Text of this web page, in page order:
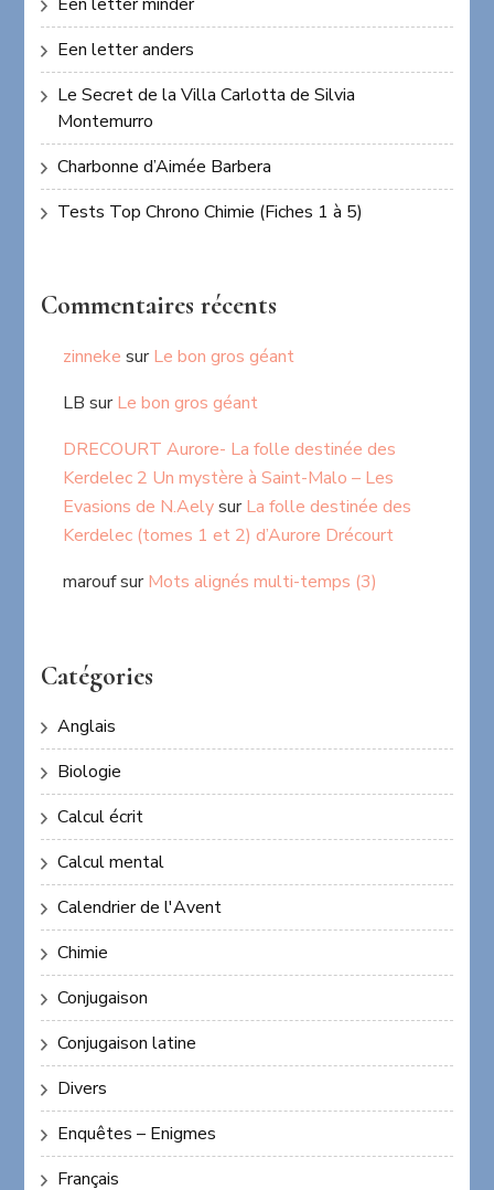
Een letter anders
Le Secret de la Villa Carlotta de Silvia
Montemurro
Charbonne d’Aimée Barbera
Tests Top Chrono Chimie (Fiches 1 à 5)
Commentaires récents
zinneke surLe bon gros géant
LB surLe bon gros géant
DRECOURT Aurore- La folle destinée des
Kerdelec 2 Un mystère à Saint-Malo – Les
Evasions de N.AelysurLa folle destinée des
Kerdelec (tomes 1 et 2) d’Aurore Drécourt
maroufsurMots alignés multi-temps (3)
Catégories
Anglais
Biologie
Calcul écrit
Calcul mental
Calendrier de l'Avent
Chimie
Conjugaison
Conjugaison latine
Divers
Enquêtes – Enigmes
Français